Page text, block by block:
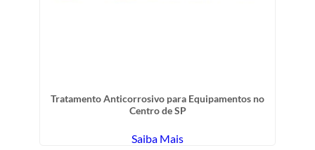
Tratamento Anticorrosivo para Equipamentos no
Centro de SP
Saiba Mais